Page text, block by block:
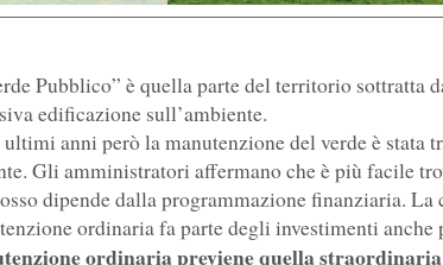
Pubblico” è quella parte del territorio sottratta
edificazione sull’ambiente.
anni però la manutenzione del verde è stata
Gli amministratori affermano che è più facile
dipende dalla programmazione finanziaria.
ordinaria fa parte degli investimenti anche
ordinaria previene quella straordinaria